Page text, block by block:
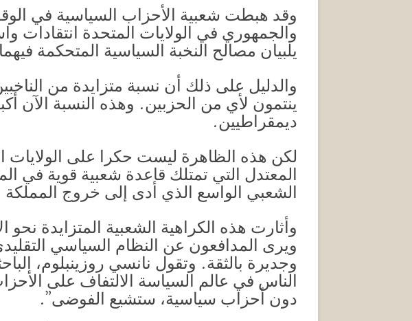
وقد هبطت شعبية الأحزاب السياسية في
والجمهوري في الولايات المتحدة انتقادات
يلبيان مصالح النخبة السياسية المتحكمة
ينتمون لأي من الحزبين. وهذه النسبة الآن
ديمقراطيين.
لكن هذه الظاهرة ليست حكرا على الولايات
المعتدل التي تمتلك قاعدة شعبية قوية في
الشعبي الواسع الذي أدى إلى خروج المملكة
وأثارت هذه الكراهية الشعبية المتزايدة
ويرى المدافعون عن النظام السياسي
وجديرة بالثقة. وتقول نانسي روزينبلوم،
الناس في عالم السياسة الالتفاف على
دون أحزاب سياسية، ستشيع الفوضى”.